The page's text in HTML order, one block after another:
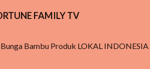
FAMILY TV
Bambu Produk LOKAL INDONESIA